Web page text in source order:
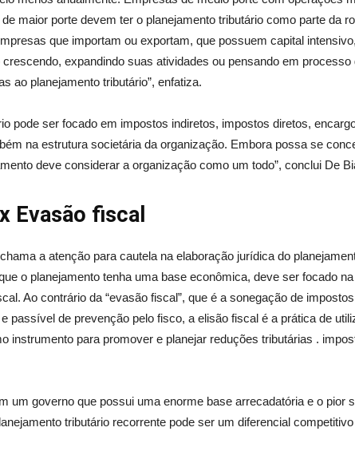
maior porte devem ter o planejamento tributário como parte da
que importam ou exportam, que possuem capital
expandindo suas atividades ou pensando em processo
ao planejamento tributário”, enfatiza.
pode ser focado em impostos indiretos, impostos diretos,
na estrutura societária da organização. Embora possa se
deve considerar a organização como um todo”, conclui De
Evasão fiscal
a atenção para cautela na elaboração jurídica do
o planejamento tenha uma base econômica, deve ser focado na
Ao contrário da “evasão fiscal”, que é a sonegação de
passível de prevenção pelo fisco, a elisão fiscal é a prática de
instrumento para promover e planejar reduções tributárias .
um governo que possui uma enorme base arrecadatória e o pior
tributário recorrente pode ser um diferencial